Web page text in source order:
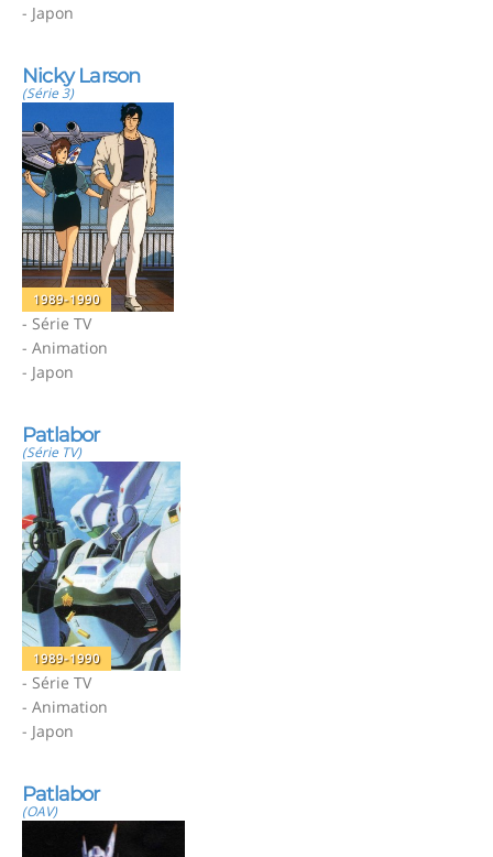
- Japon
Nicky Larson
(Série 3)
1989-1990
- Série TV
- Animation
- Japon
Patlabor
(Série TV)
1989-1990
- Série TV
- Animation
- Japon
Patlabor
(OAV)